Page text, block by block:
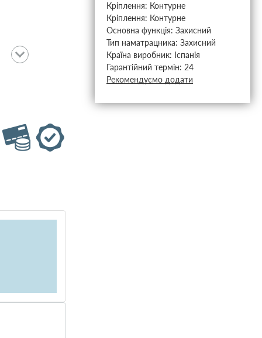
Кріплення: Контурне
Кріплення: Контурне
Основна функція: Захисний
Тип наматрацника: Захисний
Країна виробник: Іспанія
Гарантійний термін: 24
Рекомендуємо додати